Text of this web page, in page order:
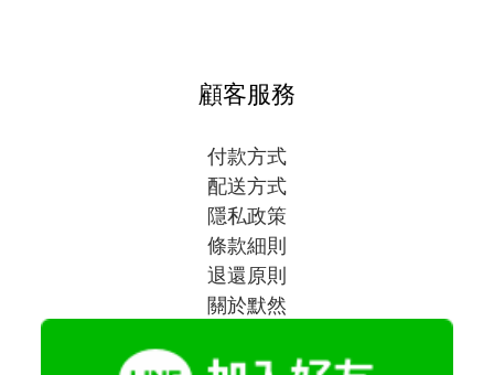
顧客服務
付款方式
配送方式
隱私政策
條款細則
退還原則
關於默然